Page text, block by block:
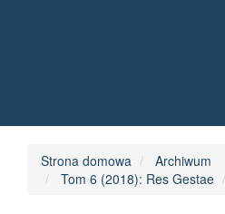
Main Content
Strona domowa
Archiwum
Tom 6 (2018): Res Gestae